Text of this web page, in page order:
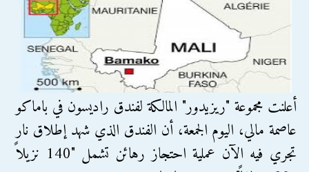
أعلنت مجموعة "ريزيدور" المالكة لفندق راديسون في باماكو
عاصمة مالي، اليوم الجمعة، أن الفندق الذي شهد إطلاق نار
تجري فيه الآن عملية احتجاز رهائن تشمل "140 نزيلاً